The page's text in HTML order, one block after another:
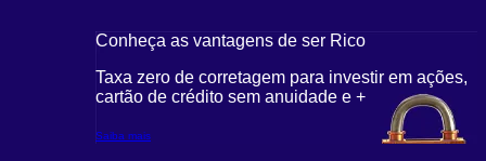
Conheça as vantagens de ser Rico
Taxa zero de corretagem para investir em ações,
cartão de crédito sem anuidade e +
Saiba mais